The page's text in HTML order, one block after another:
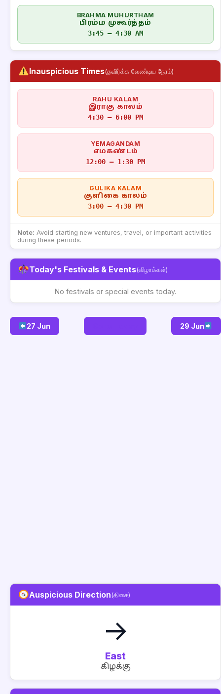
BRAHMA MUHURTHAM
பிரம்ம முகூர்த்தம்
3:45 – 4:30 AM
Inauspicious Times(தவிர்க்க வேண்டிய நேரம்)
RAHU KALAM
இராகு காலம்
4:30 – 6:00 PM
YEMAGANDAM
எமகண்டம்
12:00 – 1:30 PM
GULIKA KALAM
குளிகை காலம்
3:00 – 4:30 PM
Note: Avoid starting new ventures, travel, or important activities
during these periods.
Today's Festivals & Events(விழாக்கள்)
No festivals or special events today.
27 Jun 29 Jun
Auspicious Direction(திசை)
→
East
கிழக்கு